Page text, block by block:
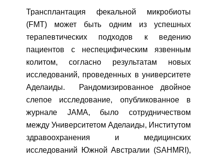
Трансплантация фекальной микробиоты
(FMT) может быть одним из успешных
терапевтических подходов к ведению
пациентов с неспецифическим язвенным
колитом, согласно результатам новых
исследований, проведенных в университете
Аделаиды. Рандомизированное двойное
слепое исследование, опубликованное в
журнале JAMA, было сотрудничеством
между Университетом Аделаиды, Институтом
здравоохранения и медицинских
исследований Южной Австралии (SAHMRI),